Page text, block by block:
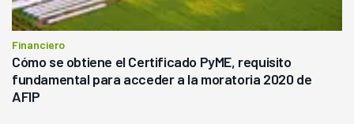
Financiero
Cómo se obtiene el Certificado PyME, requisito
fundamental para acceder a la moratoria 2020 de
AFIP